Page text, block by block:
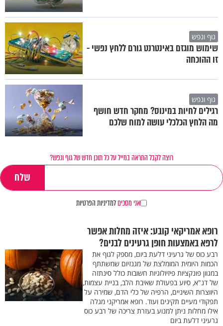
גוף ונפש
שימוש מוגזם באינטרנט גורם ללחץ נפשי -
זו ההוכחה
גוף ונפש
רגילים לחיות במינוס? מחקר חדש חושף
מה הלחץ הכלכלי עושה למוח שלכם
רוצה לקבל התראה במייל על כל תוכן חדש של גוף ונפש?
אני מסכיםלמדיניות הפרטיות
רופא אמריקאי קובע: איזה מחלות אפשר
לרפא באמצעות חופן גרעינים לבנים?
רבע כוס של גרעיני דלעת ביום, מספק לגוף את
הכמות היומית המומלצת של מגנזיום שמשתתף
במגוון פונקציות פיזיולוגיות חשובות כולל סינתזה
של דנ"א, סיוע בפעולת שאיבת הלב, בניית עצמות,
היווצרות השיניים, הרפיה של כלי הדם, שמירה על
תפקודי מעיים תקינים ועוד. רופא אמריקני מגלה
אילו מחלות ניתן למנוע בעזרת צריכה של רבע כוס
גרעיני דלעת ביום